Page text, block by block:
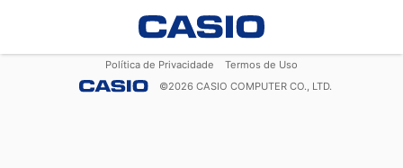
Política de Privacidade
Termos de Uso
©2026 CASIO COMPUTER CO., LTD.